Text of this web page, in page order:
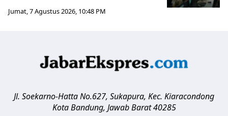
Jumat, 7 Agustus 2026, 10:48 PM
Jl. Soekarno-Hatta No.627, Sukapura, Kec. Kiaracondong
Kota Bandung, Jawab Barat 40285